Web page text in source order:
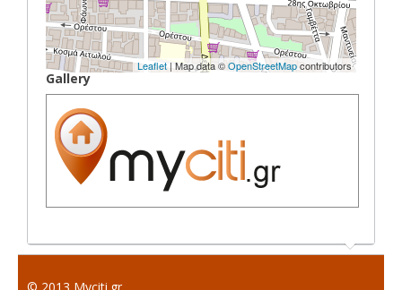
Leaflet| Map data ©OpenStreetMapcontributors
Gallery